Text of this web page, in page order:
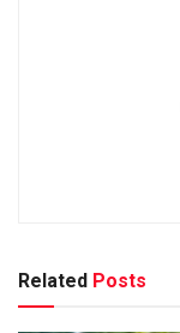
Related Posts